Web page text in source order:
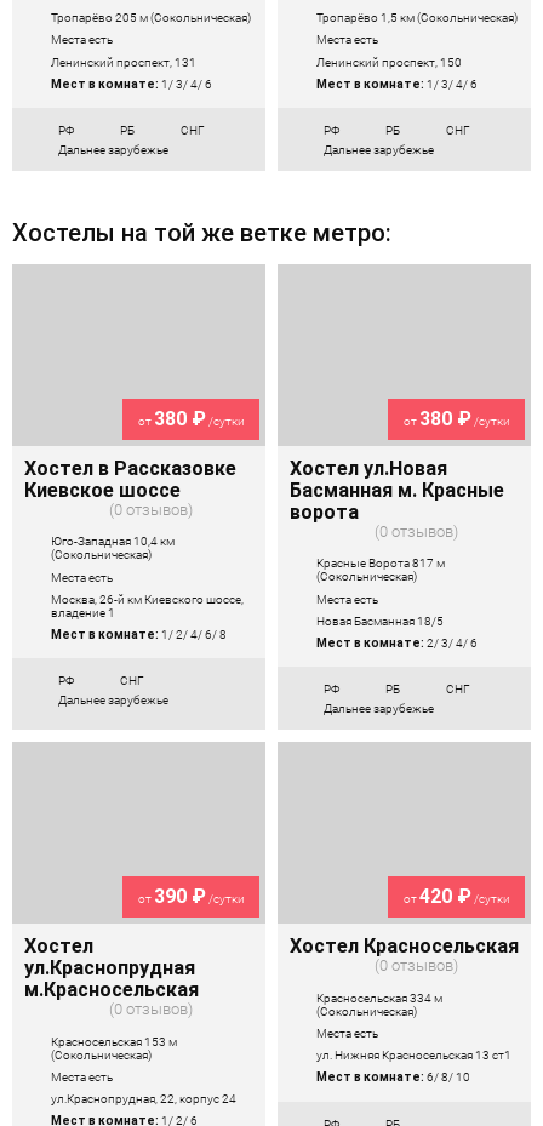
Тропарёво 205 м (Сокольническая)
Места есть
Ленинский проспект, 131
Мест в комнате: 1/ 3/ 4/ 6
РФ РБ
СНГ
Дальнее зарубежье
Тропарёво 1,5 км (Сокольническая)
Места есть
Ленинский проспект, 150
Мест в комнате: 1/ 3/ 4/ 6
РФ РБ
СНГ
Дальнее зарубежье
Хостелы на той же ветке метро:
от 380 ₽/сутки
Хостел в Рассказовке
Киевское шоссе
0 отзывов
Юго-Западная 10,4 км
(Сокольническая)
Места есть
Москва, 26-й км Киевского шоссе,
владение 1
Мест в комнате: 1/ 2/ 4/ 6/ 8
РФ
СНГ
Дальнее зарубежье
от 380 ₽/сутки
Хостел ул.Новая
Басманная м. Красные
ворота
0 отзывов
Красные Ворота 817 м
(Сокольническая)
Места есть
Новая Басманная 18/5
Мест в комнате: 2/ 3/ 4/ 6
РФ РБ
СНГ
Дальнее зарубежье
от 390 ₽ /сутки
Хостел
ул.Краснопрудная
м.Красносельская
0 отзывов
Красносельская 153 м
(Сокольническая)
Места есть
ул.Краснопрудная, 22, корпус 24
Мест в комнате: 1/ 2/ 6
от420 ₽ /сутки
Хостел Красносельская
0 отзывов
Красносельская 334 м
(Сокольническая)
Места есть
ул. Нижняя Красносельская 13 ст1
Мест в комнате: 6/ 8/ 10